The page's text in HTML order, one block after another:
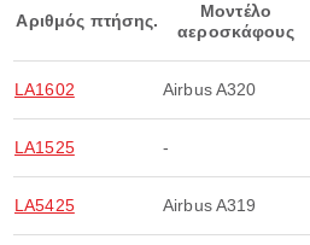
Αριθμός πτήσης.
Μοντέλο
αεροσκάφους
LA1602 Airbus A320
LA1525 -
LA5425 Airbus A319